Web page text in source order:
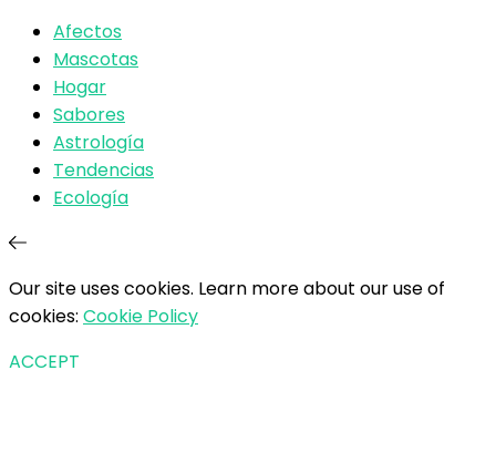
Afectos
Mascotas
Hogar
Sabores
Astrología
Tendencias
Ecología
Our site uses cookies. Learn more about our use of
cookies: Cookie Policy
ACCEPT